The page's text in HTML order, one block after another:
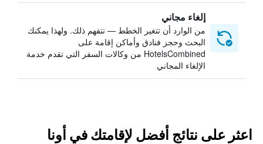
إلغاء مجاني
من الوارد أن تتغير الخطط — نتفهم ذلك. ولهذا يمكنك
البحث وحجز فنادق وأماكن إقامة على
HotelsCombined من وكالات السفر التي تقدم خدمة
الإلغاء المجاني
اعثر على نتائج أفضل لإقامتك في أونا